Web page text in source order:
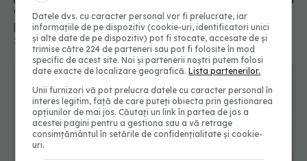
Gelurile UV și ojele hibride nu mai sunt sigure
pentru manichiură. TPO, interzis în UE
26 aug 2025, 23:45
Datele dvs. cu caracter personal vor fi prelucrate, iar
informațiile de pe dispozitiv (cookie-uri, identificatori unici
și alte date de pe dispozitiv) pot fi stocate, accesate de și
trimise către 224 de parteneri sau pot fi folosite în mod
specific de acest site. Noi și partenerii noștri putem folosi
date exacte de localizare geografică.Lista partenerilor.
Unii furnizori vă pot prelucra datele cu caracter personal în
interes legitim, față de care puteți obiecta prin gestionarea
opțiunilor de mai jos. Căutați un link în partea de jos a
acestei pagini pentru a gestiona sau a vă retrage
consimțământul în setările de confidențialitate și cookie-
uri.